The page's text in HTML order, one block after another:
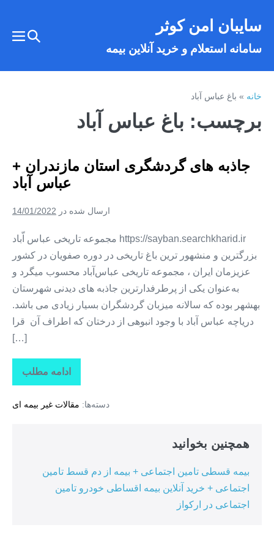
سایبان امن کوثر
سامانه استعلام و خرید آنلاین بیمه
تغییر
خانه»باغ عباس آباد
برچسب: باغ عباس آباد
جاذبه های گردشگری استان مازندران +
عباس آباد
ارسال شده در 14/01/2022
https://sayban.searchkharid.ir مجموعه تاریخی عباس اّباد
بزرگترین و منشهور ترین باغ تاریخی در دوره صفویان در کشور
عزیزمان ایران ، مجموعه تاریخی عباس‌آباد محسوب میگرد و
به‌عنوان یکی از پرطرفدارترین جاذبه های دیدنی شهرستان
بهشهر بوده که سالانه میزبان گردشگران بسیار زیادی می باشد.
دریاچه عباس آباد با وجود انبوهی از درختان که اطراف آن قرا
[…]
ادامه مطلب
جاذبه
های
استان
دسته‌ها: مقالات غیر بیمه ای
همچنین بخوانید
بیمه قسطی تامین اجتماعی + بیمه از دم قسط تامین
اجتماعی + خرید آنلاین بیمه اقساطی خودرو تامین
اجتماعی در ارکواز